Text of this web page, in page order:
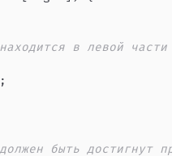
в левой части
;
быть достигнут при